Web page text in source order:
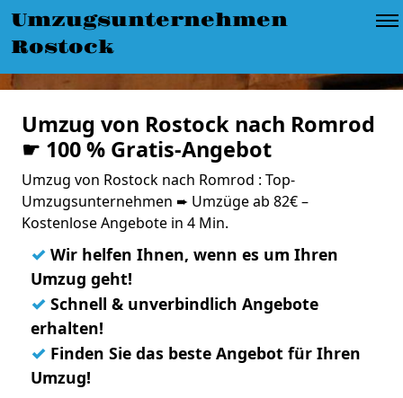
Umzugsunternehmen
Rostock
Umzug von Rostock nach Romrod
☛ 100 % Gratis-Angebot
Umzug von Rostock nach Romrod : Top-
Umzugsunternehmen ➨ Umzüge ab 82€ –
Kostenlose Angebote in 4 Min.
✓ Wir helfen Ihnen, wenn es um Ihren
Umzug geht!
✓ Schnell & unverbindlich Angebote
erhalten!
✓ Finden Sie das beste Angebot für Ihren
Umzug!